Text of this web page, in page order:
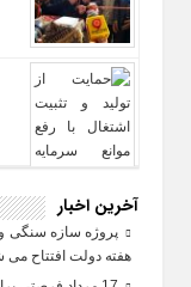
آخرین اخبار
هفته دولت افتتاح می